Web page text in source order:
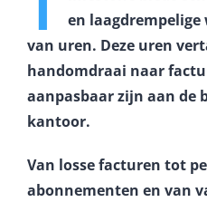
en
van uren. Deze uren
handomdraai naar
aanpasbaar zijn aan de
kantoor.
Van losse facturen tot
abonnementen en van